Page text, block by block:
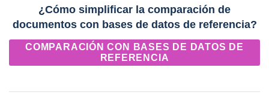
¿Cómo simplificar la comparación de
documentos con bases de datos de referencia?
COMPARACIÓN CON BASES DE DATOS DE
REFERENCIA